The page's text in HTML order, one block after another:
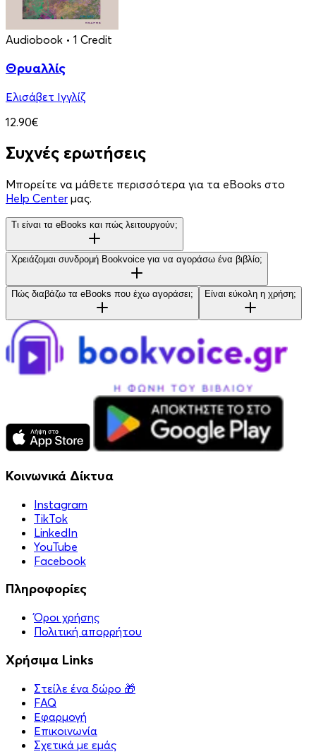
Audiobook • 1 Credit
Θρυαλλίς
Ελισάβετ Ιγγλίζ
12.90€
Συχνές ερωτήσεις
Μπορείτε να μάθετε περισσότερα για τα eBooks στο
Help Center μας.
Τι είναι τα eBooks και πώς λειτουργούν;
Χρειάζομαι συνδρομή Bookvoice για να αγοράσω ένα βιβλίο;
Πώς διαβάζω τα eBooks που έχω αγοράσει; Είναι εύκολη η χρήση;
Κοινωνικά Δίκτυα
Instagram
TikTok
LinkedIn
YouTube
Facebook
Πληροφορίες
Όροι χρήσης
Πολιτική απορρήτου
Χρήσιμα Links
Στείλε ένα δώρο 🎁
FAQ
Εφαρμογή
Επικοινωνία
Σχετικά με εμάς